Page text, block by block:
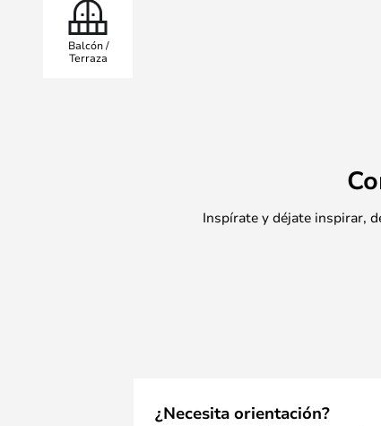
Balcón /
Terraza
Inspírate y déjate inspirar,
¿Necesita orientación?